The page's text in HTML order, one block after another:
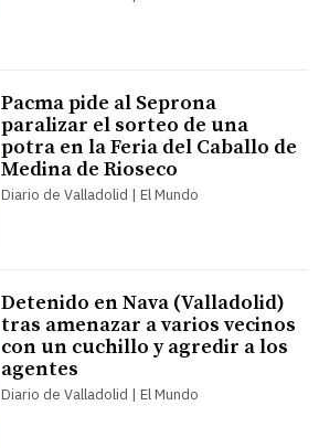
Pacma pide al Seprona
paralizar el sorteo de una
potra en la Feria del Caballo de
Medina de Rioseco
Diario de Valladolid | El Mundo
Detenido en Nava (Valladolid)
tras amenazar a varios vecinos
con un cuchillo y agredir a los
agentes
Diario de Valladolid | El Mundo